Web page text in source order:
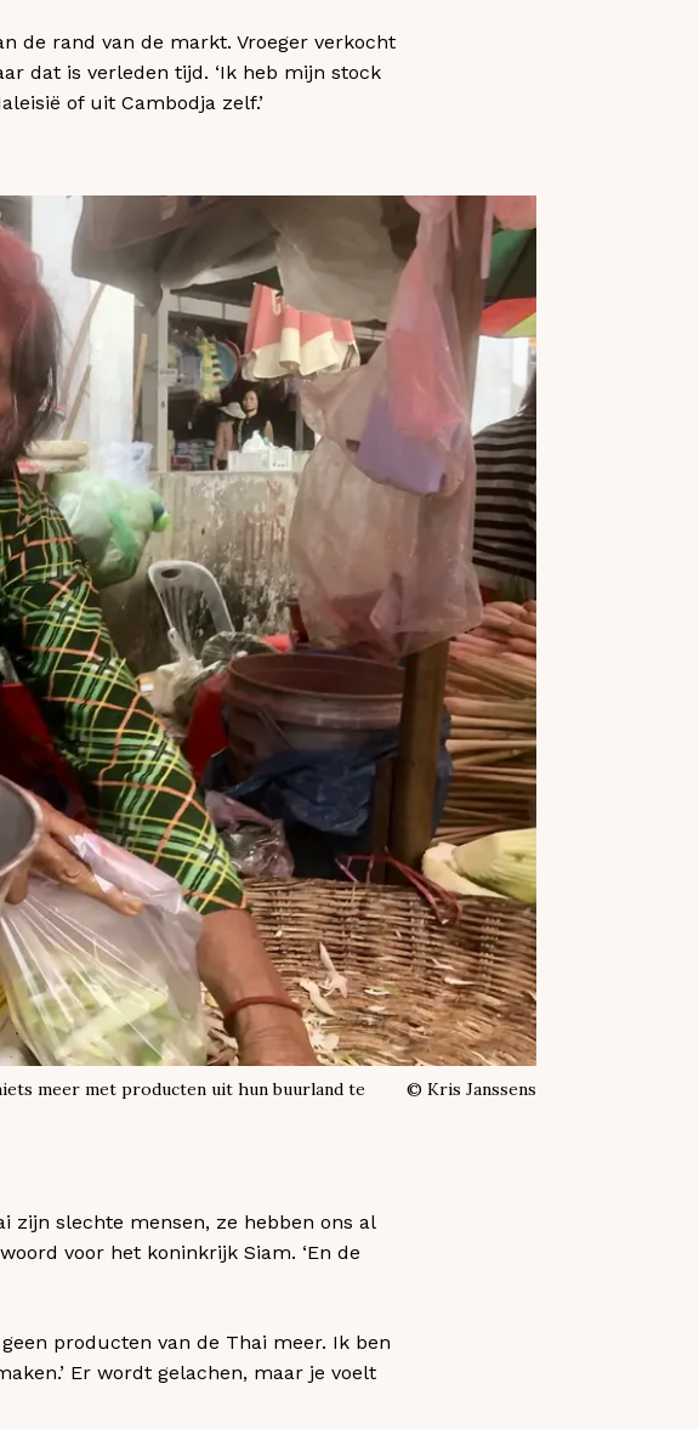
de rand van de markt. Vroeger verkocht
dat is verleden tijd. ‘Ik heb mijn stock
of uit Cambodja zelf.’
meer met producten uit hun buurland te
© Kris Janssens
zijn slechte mensen, ze hebben ons al
voor het koninkrijk Siam. ‘En de
producten van de Thai meer. Ik ben
Er wordt gelachen, maar je voelt